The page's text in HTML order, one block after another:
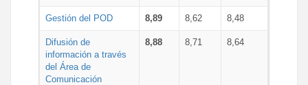
Gestión del POD 8,89 8,62 8,48
Difusión de
información a través
del Área de
Comunicación
8,88 8,71 8,64